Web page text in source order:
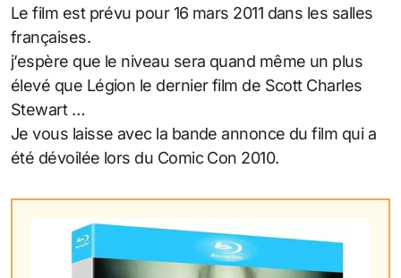
Le film est prévu pour 16 mars 2011 dans les salles
françaises.
j’espère que le niveau sera quand même un plus
élevé que Légion le dernier film de Scott Charles
Stewart …
Je vous laisse avec la bande annonce du film qui a
été dévoilée lors du Comic Con 2010.